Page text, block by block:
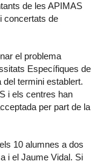
de les APIMAS
concertats de
el problema
Específiques de
del termini establert.
i els centres han
per part de la
10 alumnes a dos
i el Jaume Vidal. Si